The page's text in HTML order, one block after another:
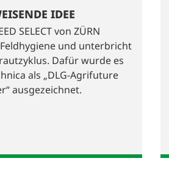
IDEE
SELECT von ZÜRN
und unterbricht
Dafür wurde es
als „DLG-Agrifuture
ausgezeichnet.